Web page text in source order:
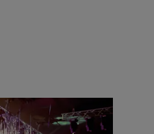
Belparc